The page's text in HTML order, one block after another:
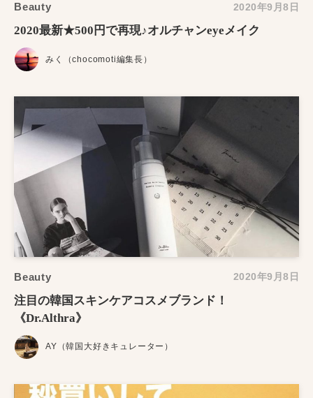
Beauty 2020年9月8日
2020最新★500円で再現♪オルチャンeyeメイク
みく（chocomoti編集長）
Beauty 2020年9月8日
注目の韓国スキンケアコスメブランド！
《Dr.Althra》
AY（韓国大好きキュレーター）